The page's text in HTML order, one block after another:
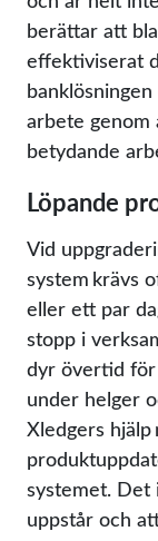
berättar att
effektiviserat
arbete
betydande
Löpande
Vid
system krävs
eller ett par
stopp i
dyr övertid för
under helger
Xledgers
systemet. Det
uppstår och